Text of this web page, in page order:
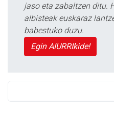
jaso eta zabaltzen ditu.
albisteak euskaraz
babestuko duzu.
Egin AIURRIkide!